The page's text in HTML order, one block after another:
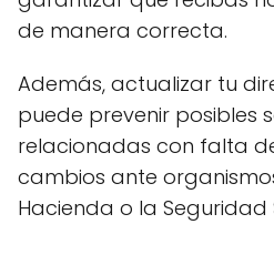
de manera correcta.
Además, actualizar tu
puede prevenir posibles
relacionadas con falta
cambios ante
Hacienda o la Seguridad